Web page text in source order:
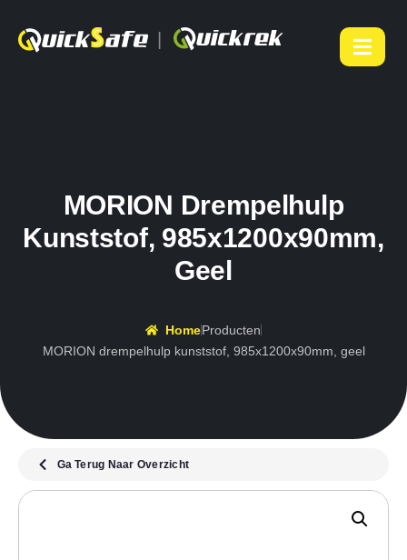
MORION Drempelhulp
Kunststof, 985x1200x90mm,
Geel
HomeProducten
MORION drempelhulp kunststof, 985x1200x90mm, geel
Ga Terug Naar Overzicht